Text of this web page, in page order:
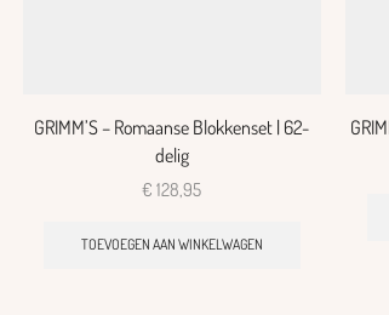
GRIMM’S – Romaanse Blokkenset | 62-
delig
€ 128,95
TOEVOEGEN AAN WINKELWAGEN